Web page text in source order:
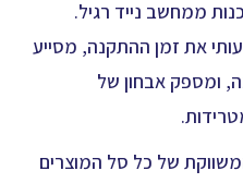
ממחשב נייד רגיל.
את זמן ההתקנה, מסייע
ומספק אבחון של
של כל סל המוצרים